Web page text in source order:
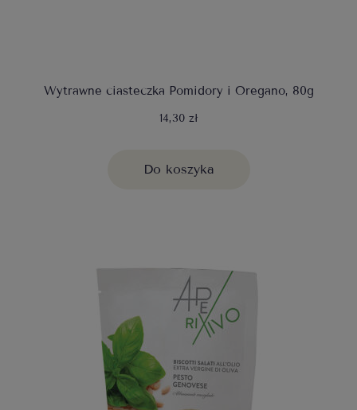
Wytrawne ciasteczka Pomidory i Oregano, 80g
14,30 zł
Do koszyka